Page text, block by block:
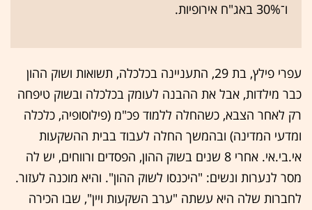
ו־30% באג"ח אירופיות.
עפרי פילץ, בת 29, התעניינה בכלכלה, תשואות ושוק ההון
כבר מילדות, אבל את ההבנה לעומק בכלכלה ובשוק טיפחה
רק לאחר הצבא, כשהחלה ללמוד פכ"מ (פילוסופיה, כלכלה
ומדעי המדינה) ובהמשך החלה לעבוד בבית ההשקעות
אי.בי.אי. אחרי 8 שנים בשוק ההון, הפסדים ורווחים, יש לה
מסר לנערות ונשים: "היכנסו לשוק ההון". והיא מוכנה לעזור.
לחברות שלה היא עשתה "ערב השקעות ויין", שבו הכירה